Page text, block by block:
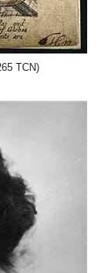
TCN)